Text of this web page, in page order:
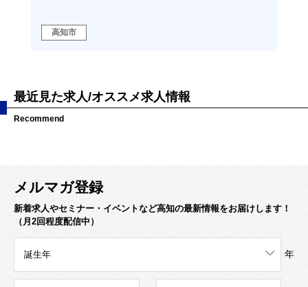
高知市
最近見た求人/オススメ求人情報
Recommend
メルマガ登録
新着求人やセミナー・イベントなど高知の最新情報をお届けします！
（月2回程度配信中）
年